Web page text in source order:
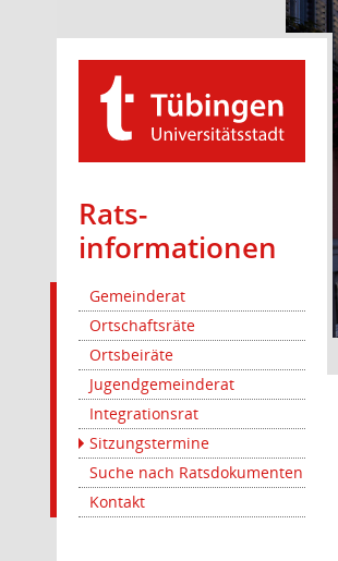
Rats­
informationen
Gemeinderat
Ortschaftsräte
Ortsbeiräte
Jugendgemeinderat
Integrationsrat
Sitzungstermine
Suche nach Ratsdokumenten
Kontakt